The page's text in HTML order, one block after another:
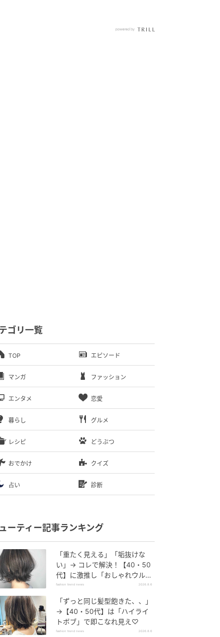
ゴリ一覧
TOP エピソード
マンガ ファッション
エンタメ 恋愛
暮らし グルメ
レシピ どうぶつ
おでかけ クイズ
占い 診断
ーティー記事ランキング
「重たく見える」「垢抜けな
い」→ コレで解決！【40・50
代】に激推し「おしゃれウル
フ」
fashion trend news 2026.8.6
「ずっと同じ髪型飽きた、、」
→【40・50代】は「ハイライ
トボブ」で即こなれ見え♡
fashion trend news 2026.8.6